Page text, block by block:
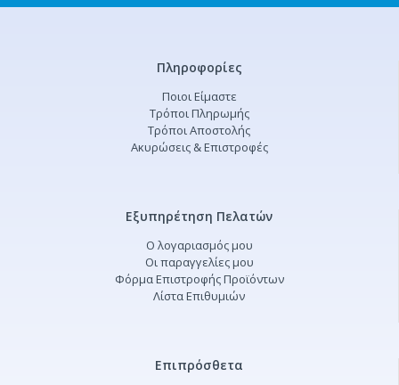
Πληροφορίες
Ποιοι Είμαστε
Τρόποι Πληρωμής
Τρόποι Αποστολής
Ακυρώσεις & Επιστροφές
Εξυπηρέτηση Πελατών
Ο λογαριασμός μου
Οι παραγγελίες μου
Φόρμα Επιστροφής Προϊόντων
Λίστα Επιθυμιών
Επιπρόσθετα